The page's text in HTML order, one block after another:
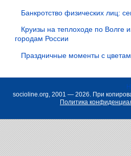
Банкротство физических лиц:
Круизы на теплоходе по Волге
городам России
Праздничные моменты с
socioline.org, 2001 — 2026. При
Политика